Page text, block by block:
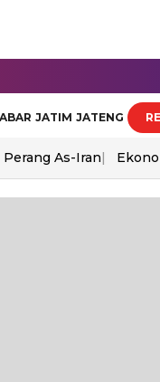
JATIM JATENG
Perang As-Iran